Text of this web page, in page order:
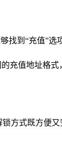
找到“充值”
充值地址格
方式既方便又